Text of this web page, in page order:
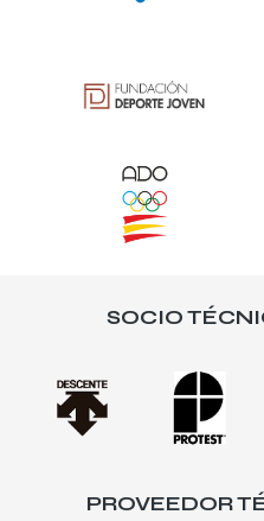
SOCIO
PROVEEDOR